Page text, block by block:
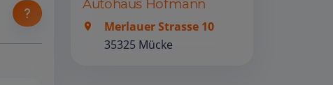
Autohaus Hofmann
Merlauer Strasse 10
35325 Mücke